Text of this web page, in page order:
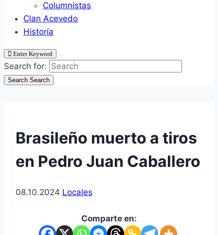
Columnistas
Clan Acevedo
Historía
Enter Keyword
Search for:
Search Search
Brasileño muerto a tiros
en Pedro Juan Caballero
08.10.2024 Locales
Comparte en: